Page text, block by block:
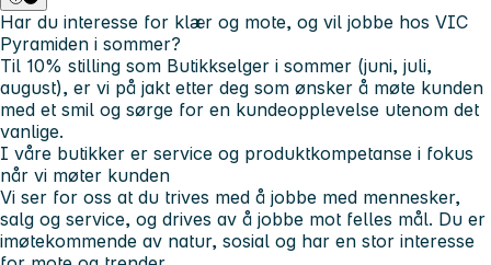
Har du interesse for klær og mote, og vil jobbe hos VIC
Pyramiden i sommer?
Til 10% stilling som Butikkselger i sommer (juni, juli,
august), er vi på jakt etter deg som ønsker å møte kunden
med et smil og sørge for en kundeopplevelse utenom det
vanlige.
I våre butikker er service og produktkompetanse i fokus
når vi møter kunden
Vi ser for oss at du trives med å jobbe med mennesker,
salg og service, og drives av å jobbe mot felles mål. Du er
imøtekommende av natur, sosial og har en stor interesse